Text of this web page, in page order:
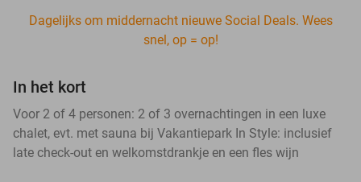
Dagelijks om middernacht nieuwe Social Deals. Wees
snel, op = op!
In het kort
Voor 2 of 4 personen: 2 of 3 overnachtingen in een luxe
chalet, evt. met sauna bij Vakantiepark In Style: inclusief
late check-out en welkomstdrankje en een fles wijn